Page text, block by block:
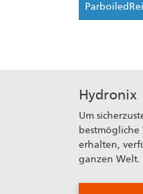
Hydronix
Um
erhalten,
ganzen Welt.